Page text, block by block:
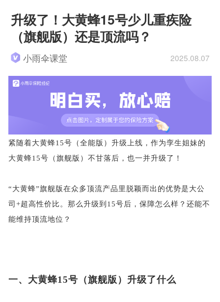
升级了！大黄蜂15号少儿重疾险
（旗舰版）还是顶流吗？
小雨伞课堂 2025.08.07
紧随着大黄蜂15号（全能版）升级上线，作为孪生姐妹的
大黄蜂15号（旗舰版）不甘落后，也一并升级了！
“大黄蜂”旗舰版在众多顶流产品里脱颖而出 的优势是大公
司 +超高性价比。那么升级到15号后，保障怎么样？还能不
能维持顶流地位？
一、 大黄蜂15号（旗舰版）升级了什么